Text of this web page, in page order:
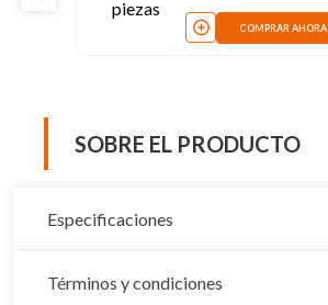
COMPRAR AHORA
SOBRE EL PRODUCTO
Especificaciones
Términos y condiciones